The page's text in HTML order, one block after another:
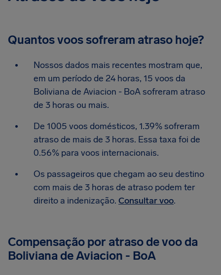
Quantos voos sofreram atraso hoje?
Nossos dados mais recentes mostram que,
em um período de 24 horas, 15 voos da
Boliviana de Aviacion - BoA sofreram atraso
de 3 horas ou mais.
De 1005 voos domésticos, 1.39% sofreram
atraso de mais de 3 horas. Essa taxa foi de
0.56% para voos internacionais.
Os passageiros que chegam ao seu destino
com mais de 3 horas de atraso podem ter
direito a indenização. Consultar voo.
Compensação por atraso de voo da
Boliviana de Aviacion - BoA